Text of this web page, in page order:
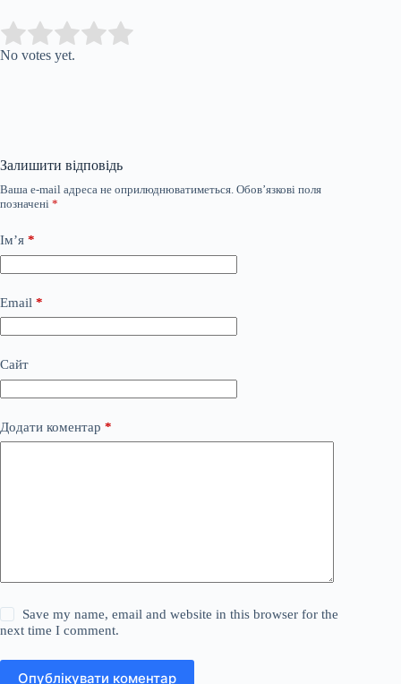
Rate this item:
No votes yet.
Залишити відповідь
Ваша e-mail адреса не оприлюднюватиметься. Обов’язкові поля
позначені *
Ім’я *
Email *
Сайт
Додати коментар *
Save my name, email and website in this browser for the
next time I comment.
Опублікувати коментар